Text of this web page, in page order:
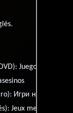
.
Juego de asesinos
Игри на смъртта
Jeux meurtriers